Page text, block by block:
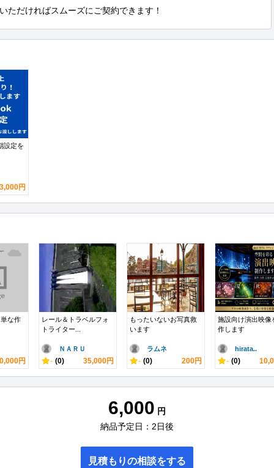
ただければスムーズにご契約できます！
設定を
円
な作
円
レール＆トラベルフォ
トライター...
ＮＡＲＵ
- (0) 35,000円
もったいないお写真救
います
ラムネ
- (0) 200円
施設向け演出映像
作します
hirata..
- (0)
6,000 円
納品予定日：2日後
見積もりの相談をする